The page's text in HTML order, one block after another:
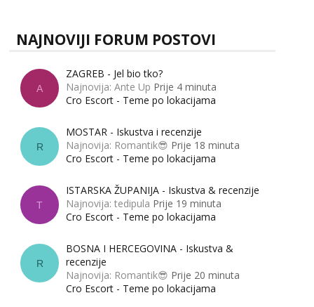
NAJNOVIJI FORUM POSTOVI
A
ZAGREB - Jel bio tko?
Najnovija: Ante Up Prije 4 minuta
Cro Escort - Teme po lokacijama
R
MOSTAR - Iskustva i recenzije
Najnovija: Romantik😎 Prije 18 minuta
Cro Escort - Teme po lokacijama
T
ISTARSKA ŽUPANIJA - Iskustva & recenzije
Najnovija: tedipula Prije 19 minuta
Cro Escort - Teme po lokacijama
R
BOSNA I HERCEGOVINA - Iskustva &
recenzije
Najnovija: Romantik😎 Prije 20 minuta
Cro Escort - Teme po lokacijama